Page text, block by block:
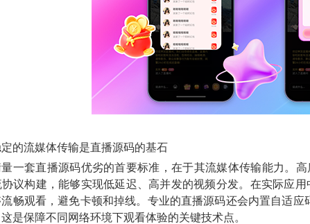
的流媒体传输是直播源码的基石
一套直播源码优劣的首要标准，在于其流媒体传输能力。
议构建，能够实现低延迟、高并发的视频分发。在实际应
畅观看，避免卡顿和掉线。专业的直播源码还会内置自适应
是保障不同网络环境下观看体验的关键技术点。